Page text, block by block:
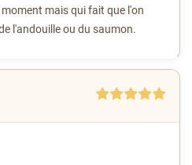
mais qui fait que l'on
l'andouille ou du saumon.